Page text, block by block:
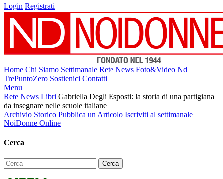
Login Registrati
Home Chi Siamo Settimanale Rete News Foto&Video Nd
TrePuntoZero Sostienici Contatti
Menu
Rete News Libri Gabriella Degli Esposti: la storia di una partigiana
da insegnare nelle scuole italiane
Archivio Storico Pubblica un Articolo Iscriviti al settimanale
NoiDonne Online
Cerca